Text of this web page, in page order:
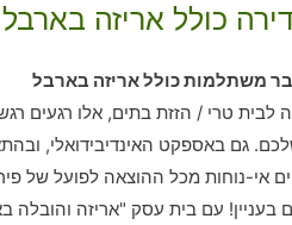
כולל אריזה
משתלמות כולל אריזה בארבל
לבית טרי / הזזת בתים, אלו רגעים
גם באספקט האינדיבידואלי,
אי-נוחות מכל ההוצאה לפועל של
בעניין! עם בית עסק "אריזה והובלה